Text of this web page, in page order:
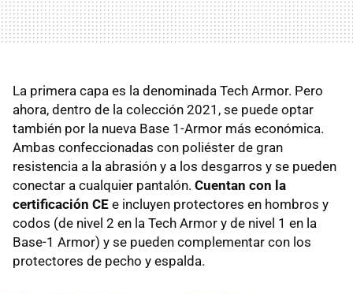
La primera capa es la denominada Tech Armor. Pero
ahora, dentro de la colección 2021, se puede optar
también por la nueva Base 1-Armor más económica.
Ambas confeccionadas con poliéster de gran
resistencia a la abrasión y a los desgarros y se pueden
conectar a cualquier pantalón. Cuentan con la
certificación CE e incluyen protectores en hombros y
codos (de nivel 2 en la Tech Armor y de nivel 1 en la
Base-1 Armor) y se pueden complementar con los
protectores de pecho y espalda.